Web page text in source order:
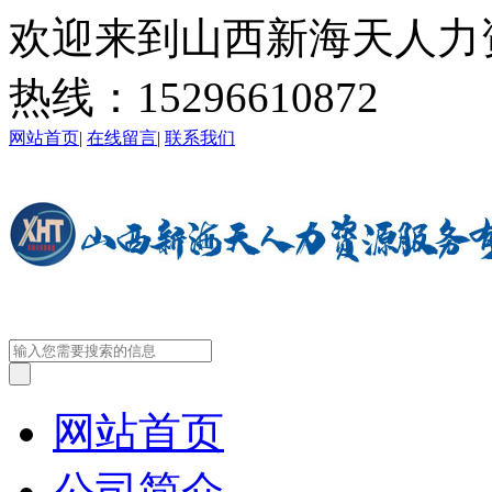
欢迎来到山西新海天人
热线： 15296610872
网站首页| 在线留言| 联系我们
网站首页